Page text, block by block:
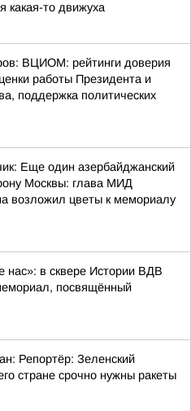
какая-то движуха
ВЦИОМ: рейтинги доверия
работы Президента и
поддержка политических
Еще один азербайджанский
Москвы: глава МИД
возложил цветы к мемориалу
нас»: в сквере Истории ВДВ
посвящённый
Репортёр: Зеленский
стране срочно нужны ракеты